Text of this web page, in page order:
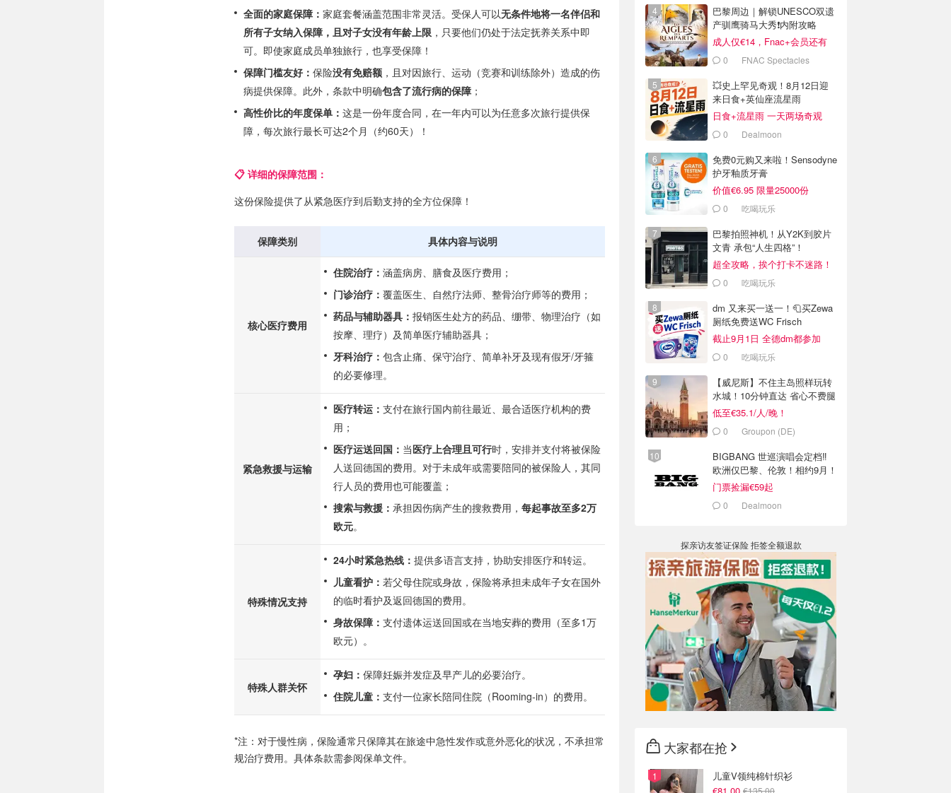
全面的家庭保障： 家庭套餐涵盖范围非常灵活。受保人可以无条件地将一名伴侣和
所有子女纳入保障，且对子女没有年龄上限 ，只要他们仍处于法定抚养关系中即
可。即使家庭成员单独旅行，也享受保障！
保障门槛友好： 保险没有免赔额 ，且对因旅行、运动（竞赛和训练除外）造成的伤
病提供保障。此外，条款中明确包含了流行病的保障 ；
高性价比的年度保单： 这是一份年度合同，在一年内可以为任意多次旅行提供保
障，每次旅行最长可达2个月（约60天）！
📋 详细的保障范围：
这份保险提供了从紧急医疗到后勤支持的全方位保障！
保障类别 具体内容与说明
核心医疗费用
住院治疗： 涵盖病房、膳食及医疗费用；
门诊治疗： 覆盖医生、自然疗法师、整骨治疗师等的费用；
药品与辅助器具： 报销医生处方的药品、绷带、物理治疗（如
按摩、理疗）及简单医疗辅助器具；
牙科治疗： 包含止痛、保守治疗、简单补牙及现有假牙/牙箍
的必要修理。
紧急救援与运输
医疗转运： 支付在旅行国内前往最近、最合适医疗机构的费
用；
医疗运送回国： 当医疗上合理且可行时，安排并支付将被保险
人送回德国的费用。对于未成年或需要陪同的被保险人，其同
行人员的费用也可能覆盖；
搜索与救援： 承担因伤病产生的搜救费用， 每起事故至多2万
欧元。
特殊情况支持
24小时紧急热线： 提供多语言支持，协助安排医疗和转运。
儿童看护： 若父母住院或身故，保险将承担未成年子女在国外
的临时看护及返回德国的费用。
身故保障： 支付遗体运送回国或在当地安葬的费用（至多1万
欧元）。
特殊人群关怀
孕妇： 保障妊娠并发症及早产儿的必要治疗。
住院儿童： 支付一位家长陪同住院（Rooming-in）的费用。
*注：对于慢性病，保险通常只保障其在旅途中急性发作或意外恶化的状况，不承担常
规治疗费用。具体条款需参阅保单文件。
巴黎周边｜解锁UNESCO双遗
产驯鹰骑马大秀❗️内附攻略
成人仅€14，Fnac+会员还有
折！0 FNAC Spectacles
💥史上罕见奇观！8月12日迎
来日食+英仙座流星雨
日食+流星雨 一天两场奇观
0 Dealmoon
免费0元购又来啦！Sensodyne
护牙釉质牙膏
价值€6.95 限量25000份
0 吃喝玩乐
巴黎拍照神机！从Y2K到胶片
文青 承包“人生四格”！
超全攻略，挨个打卡不迷路！
0 吃喝玩乐
dm 又来买一送一！🧻买Zewa
厕纸免费送WC Frisch
截止9月1日 全德dm都参加
0 吃喝玩乐
【威尼斯】不住主岛照样玩转
水城！10分钟直达 省心不费腿
低至€35.1/人/晚！
0 Groupon (DE)
BIGBANG 世巡演唱会定档‼️
欧洲仅巴黎、伦敦！相约9月！
门票捡漏€59起
0 Dealmoon
探亲访友签证保险 拒签全额退款
大家都在抢
儿童V领纯棉针织衫
€135.00